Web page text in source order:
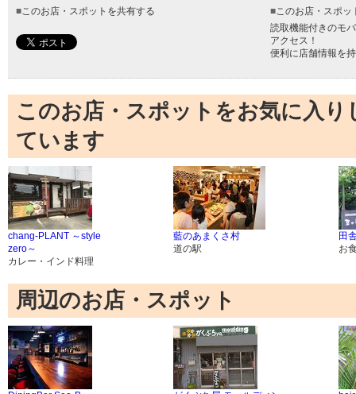
■このお店・スポットを共有する ■このお店・スポッ
読取機能付きのモ
アクセス！
便利に店舗情報を
このお店・スポットをお気に入
ています
chang-PLANT ～style
zero～
カレー・インド料理
藍のあまくさ村
道の駅
田
お
周辺のお店・スポット